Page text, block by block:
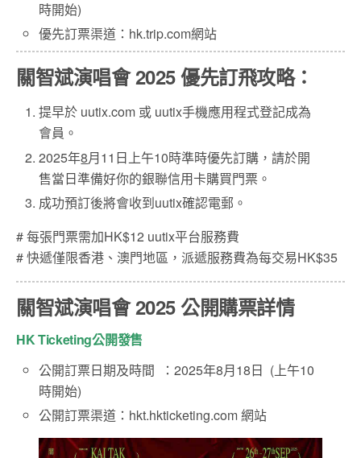
時開始)
優先訂票渠道：hk.trip.com網站
關智斌演唱會 2025優先訂飛攻略：
提早於 uutix.com 或 uutix手機應用程式登記成為
會員。
2025年8月11日上午10時準時優先訂購，請於開
售當日準備好你的銀聯信用卡購買門票。
成功預訂後將會收到uutix確認電郵。
# 每張門票需加HK$12 uutix平台服務費
# 快遞僅限香港、澳門地區，派遞服務費為每交易HK$35
關智斌演唱會 2025 公開購票詳情
HK Ticketing公開發售
公開訂票日期及時間 ：2025年8月18日 (上午10
時開始)
公開訂票渠道：hkt.hkticketing.com 網站